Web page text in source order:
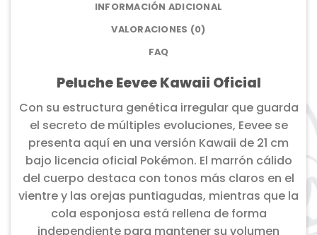
INFORMACIÓN ADICIONAL
VALORACIONES (0)
FAQ
Peluche Eevee Kawaii Oficial
Con su estructura genética irregular que guarda
el secreto de múltiples evoluciones, Eevee se
presenta aquí en una versión Kawaii de 21 cm
bajo licencia oficial Pokémon. El marrón cálido
del cuerpo destaca con tonos más claros en el
vientre y las orejas puntiagudas, mientras que la
cola esponjosa está rellena de forma
independiente para mantener su volumen